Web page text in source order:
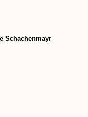
Schachenmayr